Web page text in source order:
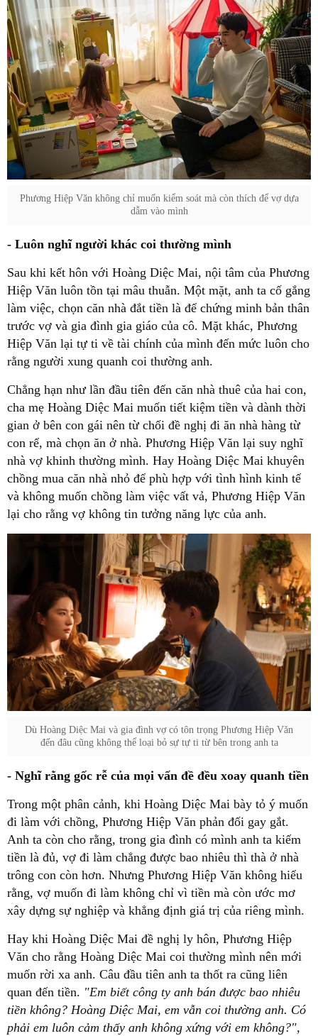
Phương Hiệp Văn không chỉ muốn kiểm soát mà còn thích để vợ dựa
dẫm vào mình
- Luôn nghĩ người khác coi thường mình
Sau khi kết hôn với Hoàng Diệc Mai, nội tâm của Phương
Hiệp Văn luôn tồn tại mâu thuẫn. Một mặt, anh ta cố gắng
làm việc, chọn căn nhà đắt tiền là để chứng minh bản thân
trước vợ và gia đình gia giáo của cô. Mặt khác, Phương
Hiệp Văn lại tự ti về tài chính của mình đến mức luôn cho
rằng người xung quanh coi thường anh.
Chẳng hạn như lần đầu tiên đến căn nhà thuê của hai con,
cha mẹ Hoàng Diệc Mai muốn tiết kiệm tiền và dành thời
gian ở bên con gái nên từ chối đề nghị đi ăn nhà hàng từ
con rể, mà chọn ăn ở nhà. Phương Hiệp Văn lại suy nghĩ
nhà vợ khinh thường mình. Hay Hoàng Diệc Mai khuyên
chồng mua căn nhà nhỏ để phù hợp với tình hình kinh tế
và không muốn chồng làm việc vất vả, Phương Hiệp Văn
lại cho rằng vợ không tin tưởng năng lực của anh.
Dù Hoàng Diệc Mai và gia đình vợ có tôn trọng Phương Hiệp Văn
đến đâu cũng không thể loại bỏ sự tự ti từ bên trong anh ta
- Nghĩ rằng gốc rễ của mọi vấn đề đều xoay quanh tiền
Trong một phân cảnh, khi Hoàng Diệc Mai bày tỏ ý muốn
đi làm với chồng, Phương Hiệp Văn phản đối gay gắt.
Anh ta còn cho rằng, trong gia đình có mình anh ta kiếm
tiền là đủ, vợ đi làm chẳng được bao nhiêu thì thà ở nhà
trông con còn hơn. Nhưng Phương Hiệp Văn không hiểu
rằng, vợ muốn đi làm không chỉ vì tiền mà còn ước mơ
xây dựng sự nghiệp và khẳng định giá trị của riêng mình.
Hay khi Hoàng Diệc Mai đề nghị ly hôn, Phương Hiệp
Văn cho rằng Hoàng Diệc Mai coi thường mình nên mới
muốn rời xa anh. Câu đầu tiên anh ta thốt ra cũng liên
quan đến tiền. "Em biết công ty anh bán được bao nhiêu
tiền không? Hoàng Diệc Mai, em vẫn coi thường anh. Có
phải em luôn cảm thấy anh không xứng với em không?",